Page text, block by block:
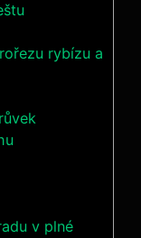
rybízu a
v plné